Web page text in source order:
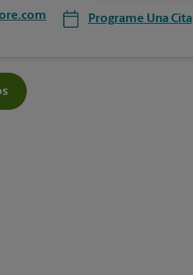
Programe Una Cita